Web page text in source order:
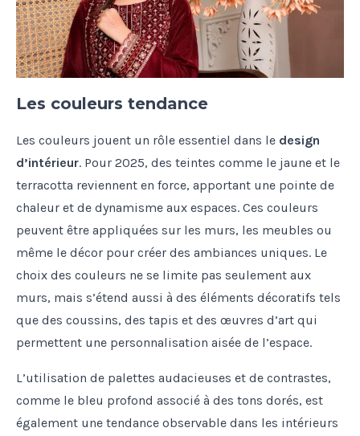
Les couleurs tendance
Les couleurs jouent un rôle essentiel dans le design
d’intérieur. Pour 2025, des teintes comme le jaune et le
terracotta reviennent en force, apportant une pointe de
chaleur et de dynamisme aux espaces. Ces couleurs
peuvent être appliquées sur les murs, les meubles ou
même le décor pour créer des ambiances uniques. Le
choix des couleurs ne se limite pas seulement aux
murs, mais s’étend aussi à des éléments décoratifs tels
que des coussins, des tapis et des œuvres d’art qui
permettent une personnalisation aisée de l’espace.
L’utilisation de palettes audacieuses et de contrastes,
comme le bleu profond associé à des tons dorés, est
également une tendance observable dans les intérieurs